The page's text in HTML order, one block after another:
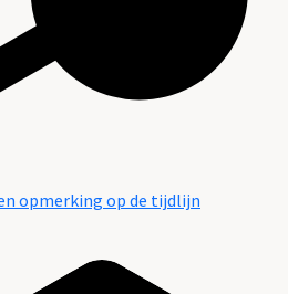
opmerking op de tijdlijn